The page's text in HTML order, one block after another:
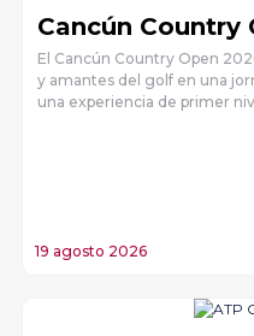
Cancún Country
El Cancún Country Open
y amantes del golf en una
una experiencia de primer
19 agosto 2026